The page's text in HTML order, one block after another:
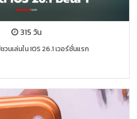
315 วัน
วนเล่นใน IOS 26.1 เวอร์ชั่นแรก